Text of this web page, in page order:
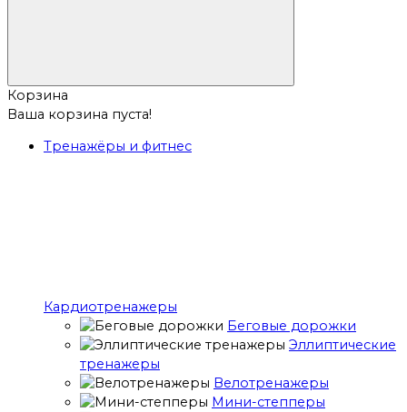
Корзина
Ваша корзина пуста!
Тренажёры и фитнес
Кардиотренажеры
Беговые дорожки
Эллиптические
тренажеры
Велотренажеры
Мини-степперы